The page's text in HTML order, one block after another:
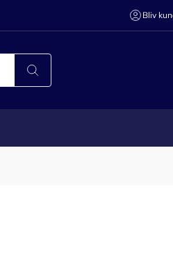
Bliv